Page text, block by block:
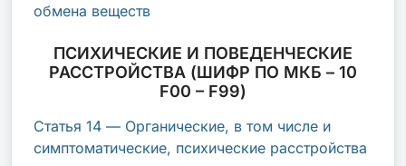
обмена веществ
ПСИХИЧЕСКИЕ И ПОВЕДЕНЧЕСКИЕ
РАССТРОЙСТВА (ШИФР ПО МКБ – 10
F00 – F99)
Статья 14 — Органические, в том числе и
симптоматические, психические расстройства